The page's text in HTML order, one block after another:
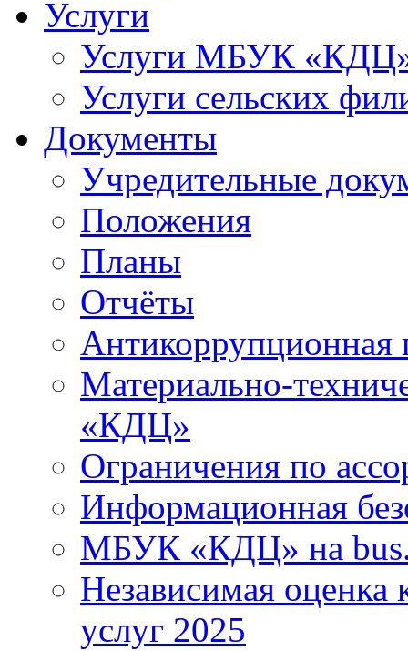
Услуги
Услуги МБУК
Услуги сельских
Документы
Учредительные
Положения
Планы
Отчёты
Антикоррупционная
Материально-
«КДЦ»
Ограничения по
Информационная
МБУК «КДЦ» на
Независимая оценка
услуг 2025